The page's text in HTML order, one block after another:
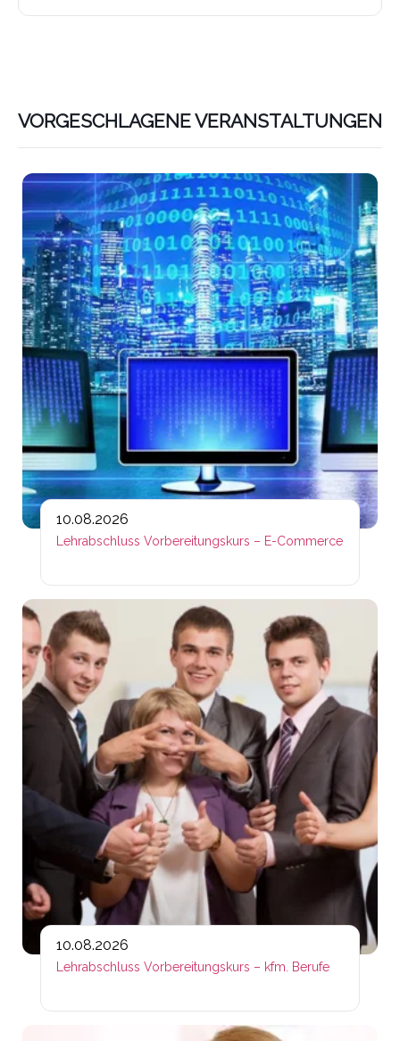
VORGESCHLAGENE VERANSTALTUNGEN
10.08.2026
Lehrabschluss Vorbereitungskurs – E-Commerce
10.08.2026
Lehrabschluss Vorbereitungskurs – kfm. Berufe